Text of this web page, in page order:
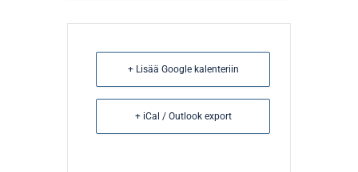
+ Lisää Google kalenteriin
+ iCal / Outlook export